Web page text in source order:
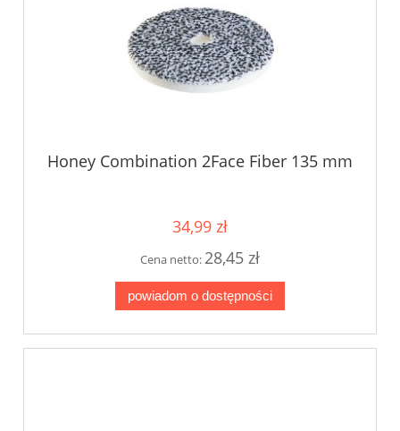
Honey Combination 2Face Fiber 135 mm
34,99 zł
Cena netto: 28,45 zł
powiadom o dostępności